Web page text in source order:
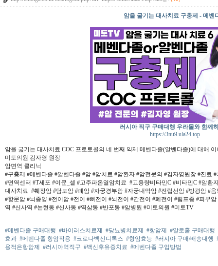
암을 굶기는 대사치료 구충제 - 메벤
러시아 직구 구매대행 우라몰와 함께
https://3nu9.ula24.top
암을 굶기는 대사치료 COC 프로토콜의 네 번째 약제 메벤다졸(알벤다졸)에 대해
미토의원 김자영 원장
암면역 클리닉
#구충제 #메벤다졸 #알벤다졸 #암 #암치료 #암환자 #암전문의 #김자영원장 #진료
#면역센터 #T세포 #이뮨_셀 #고주파온열암치료 #고용량비타민C #비타민C #암환
대사치료 #췌장암 #담도암 #폐암 #자궁경부암 #자궁내막암 #전립선암 #방광암 #
#항문암 #뇌종양 #전이암 #전이 #뼈전이 #뇌전이 #간전이 #폐전이 #림프종 #피부
역 #신사역 #논현동 #신사동 #역삼동 #반포동 #암병원 #미토의원 #미토TV
#메벤다졸 구매대행 #바이러스치료제 #당뇨병치료제 #항암제 #알로홀 구매대행
효과 #메벤다졸 항암작용 #코로나백신디톡스 #항암효능 #러시아 구매/배송대행
용적은항암제 #러시아역직구 #백신후유증치료 #메벤다졸 구입방법